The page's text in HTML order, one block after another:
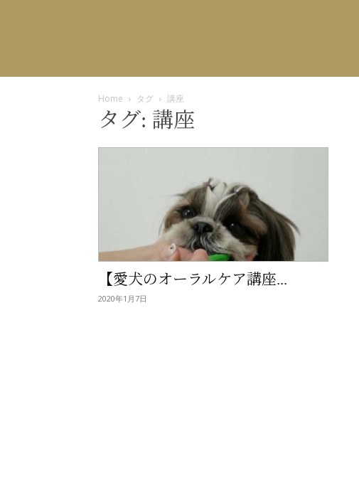
Home タグ 講座
タグ: 講座
【愛犬のオーラルケア講座...
2020年1月7日